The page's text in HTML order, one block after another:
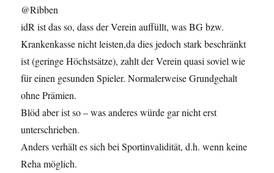
@Ribben
idR ist das so, dass der Verein auffüllt, was BG bzw.
Krankenkasse nicht leisten,da dies jedoch stark beschränkt
ist (geringe Höchstsätze), zahlt der Verein quasi soviel wie
für einen gesunden Spieler. Normalerweise Grundgehalt
ohne Prämien.
Blöd aber ist so – was anderes würde gar nicht erst
unterschrieben.
Anders verhält es sich bei Sportinvalidität, d.h. wenn keine
Reha möglich.